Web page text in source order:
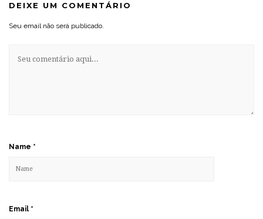
DEIXE UM COMENTÁRIO
Seu email não será publicado.
Name *
Email *